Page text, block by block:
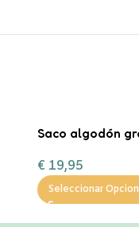
Saco algodón
Magos”
€ 19,95
Seleccionar